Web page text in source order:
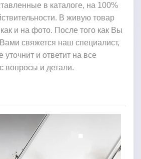
в каталоге, на 100%
В живую товар
и на фото. После того как Вы
свяжется наш специалист,
уточнит и ответит на все
вопросы и детали.